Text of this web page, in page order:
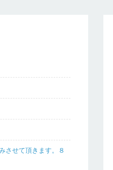
させて頂きます。８